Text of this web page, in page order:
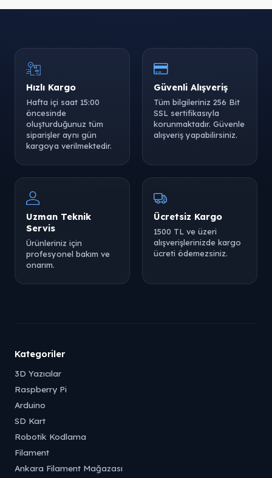
Hızlı Kargo
Hafta içi saat 15:00
öncesinde
oluşturduğunuz tüm
siparişler aynı gün
kargoya verilmektedir.
Güvenli Alışveriş
Tüm bilgileriniz 256 Bit
SSL sertifikasıyla
korunmaktadır. Güvenle
alışveriş yapabilirsiniz.
Uzman Teknik
Servis
Ürünleriniz için
profesyonel bakım ve
onarım.
Ücretsiz Kargo
1500 TL ve üzeri
alışverişlerinizde kargo
ücreti ödemezsiniz.
Kategoriler
3D Yazıcılar
Raspberry Pi
Arduino
SD Kart
Robotik Kodlama
Filament
Ankara Filament Mağazası